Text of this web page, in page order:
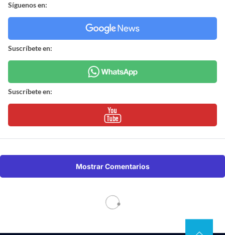
Síguenos en:
Suscríbete en:
Suscríbete en:
Mostrar Comentarios